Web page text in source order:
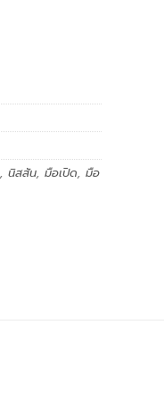
, นิสสัน, มือเปิด, มือ